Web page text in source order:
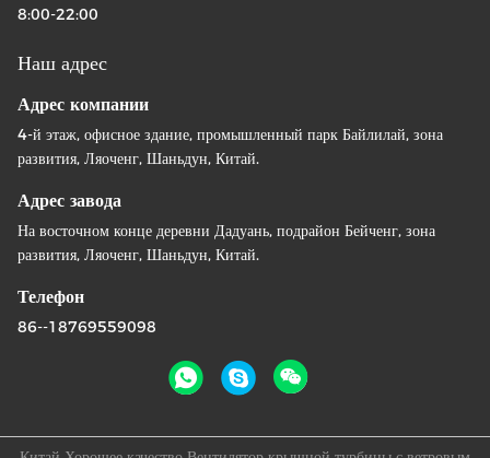
8:00-22:00
Наш адрес
Адрес компании
4-й этаж, офисное здание, промышленный парк Байлилай, зона
развития, Ляоченг, Шаньдун, Китай.
Адрес завода
На восточном конце деревни Дадуань, подрайон Бейченг, зона
развития, Ляоченг, Шаньдун, Китай.
Телефон
86--18769559098